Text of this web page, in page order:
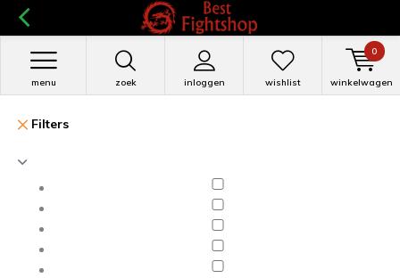
zoek inloggen
menu wishlist winkelwagen
0
Filters